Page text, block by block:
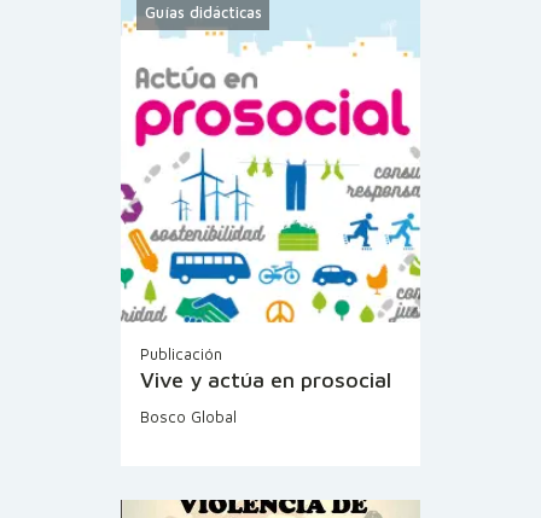
Guías didácticas
Publicación
Vive y actúa en prosocial
Bosco Global